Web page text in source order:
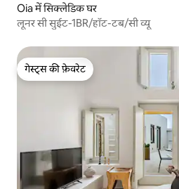
Oia में सिक्लेडिक घर
लूनर सी सुईट-1BR/हॉट-टब/सी व्यू
गेस्ट्स की फ़ेवरेट
गेस्ट्स की फ़ेवरेट